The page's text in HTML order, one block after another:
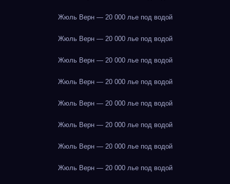
Жюль Верн — 20 000 лье под водой
Жюль Верн — 20 000 лье под водой
Жюль Верн — 20 000 лье под водой
Жюль Верн — 20 000 лье под водой
Жюль Верн — 20 000 лье под водой
Жюль Верн — 20 000 лье под водой
Жюль Верн — 20 000 лье под водой
Жюль Верн — 20 000 лье под водой